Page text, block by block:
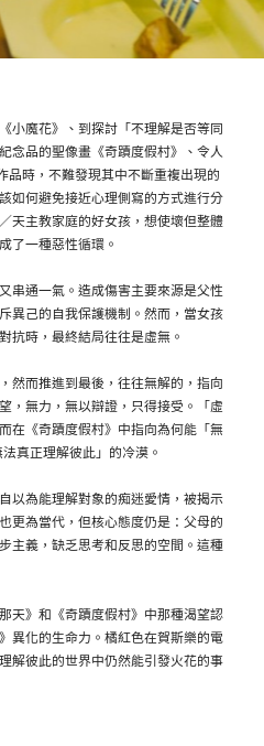
小魔花》、到探討「不理解是否等同
念品的聖像畫《奇蹟度假村》、令人
時，不難發現其中不斷重複出現的
如何避免接近心理側寫的方式進行分
天主教家庭的好女孩，想使壞但整體
了一種惡性循環。
串通一氣。造成傷害主要來源是父性
異己的自我保護機制。然而，當女孩
抗時，最終結局往往是虛無。
然而推進到最後，往往無解的，指向
，無力，無以辯證，只得接受。「虛
在《奇蹟度假村》中指向為何能「無
真正理解彼此」的冷漠。
以為能理解對象的痴迷愛情，被揭示
更為當代，但核心態度仍是：父母的
主義，缺乏思考和反思的空間。這種
天》和《奇蹟度假村》中那種渴望認
異化的生命力。橘紅色在賀斯樂的電
解彼此的世界中仍然能引發火花的事